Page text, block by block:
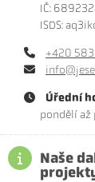
IČ:
ISDS:
+420
Úřední
pondělí
Naše